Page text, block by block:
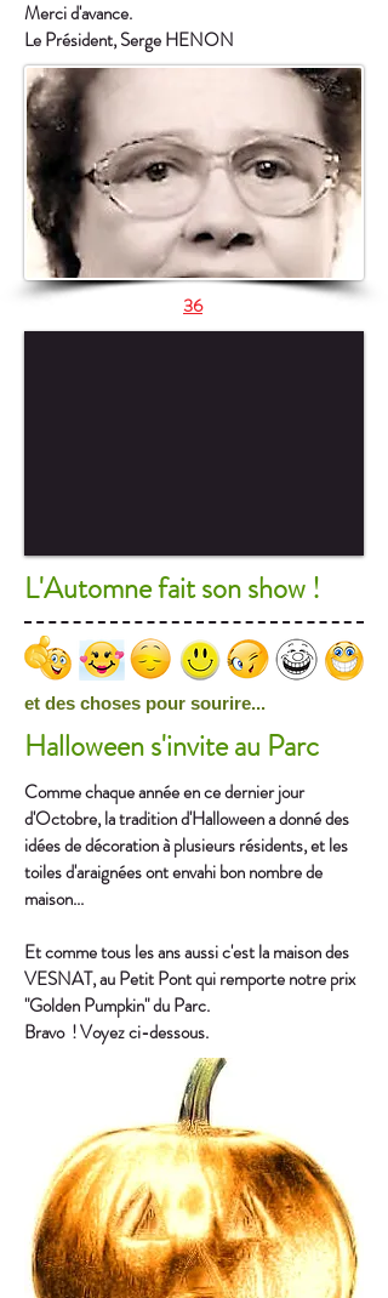
Merci d'avance.
Le Président, Serge HENON
36
L'Automne fait son show !
et des choses pour sourire...
Halloween s'invite au Parc
Comme chaque année en ce dernier jour
d'Octobre, la tradition d'Halloween a donné des
idées de décoration à plusieurs résidents, et les
toiles d'araignées ont envahi bon nombre de
maison...
Et comme tous les ans aussi c'est la maison des
VESNAT, au Petit Pont qui remporte notre prix
"Golden Pumpkin" du Parc.
Bravo ! Voyez ci-dessous.